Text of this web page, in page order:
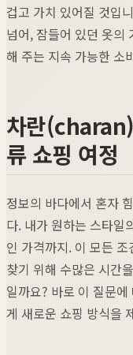
겁고 가치 있어질 것입
넘어, 잠들어 있던 옷의
해 주는 지속 가능한 소
차란
류 쇼핑 여정
정보의 바다에서 혼자
다. 내가 원하는 스타일
인 가격까지. 이 모든
찾기 위해 수많은 시간
일까요? 바로 이 질문에
게 새로운 쇼핑 방식을